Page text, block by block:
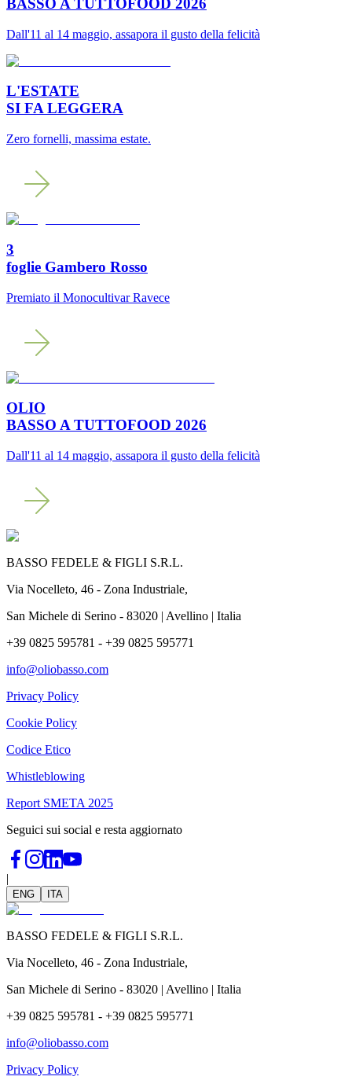
BASSO A TUTTOFOOD 2026
Dall'11 al 14 maggio, assapora il gusto della felicità
L'ESTATE
SI FA LEGGERA
Zero fornelli, massima estate.
3
foglie Gambero Rosso
Premiato il Monocultivar Ravece
OLIO
BASSO A TUTTOFOOD 2026
Dall'11 al 14 maggio, assapora il gusto della felicità
BASSO FEDELE & FIGLI S.R.L.
Via Nocelleto, 46 - Zona Industriale,
San Michele di Serino - 83020 | Avellino | Italia
+39 0825 595781 - +39 0825 595771
info@oliobasso.com
Privacy Policy
Cookie Policy
Codice Etico
Whistleblowing
Report SMETA 2025
Seguici sui social e resta aggiornato
|
ENG ITA
BASSO FEDELE & FIGLI S.R.L.
Via Nocelleto, 46 - Zona Industriale,
San Michele di Serino - 83020 | Avellino | Italia
+39 0825 595781 - +39 0825 595771
info@oliobasso.com
Privacy Policy